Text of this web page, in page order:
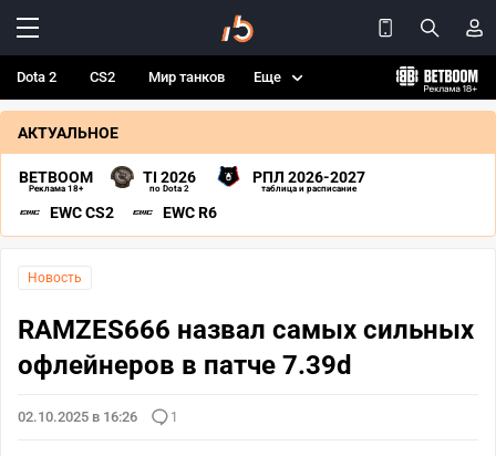
Dota 2 CS2 Мир танков Еще
АКТУАЛЬНОЕ
BETBOOM
Реклама 18+
TI 2026
по Dota 2
РПЛ 2026-2027
таблица и расписание
EWC CS2 EWC R6
Новость
RAMZES666 назвал самых сильных
офлейнеров в патче 7.39d
02.10.2025 в 16:26 1